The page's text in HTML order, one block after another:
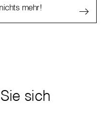
mehr!
sich